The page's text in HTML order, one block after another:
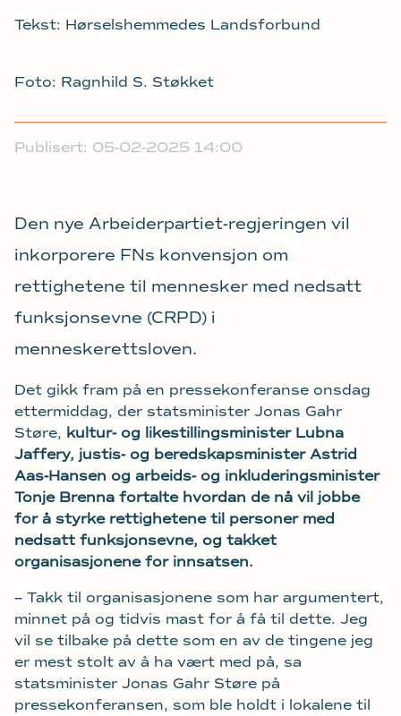
Den nye Arbeiderpartiet-regjeringen vil
inkorporere FNs konvensjon om
rettighetene til mennesker med nedsatt
funksjonsevne (CRPD) i
menneskerettsloven.
Det gikk fram på en pressekonferanse onsdag
ettermiddag, der statsminister Jonas Gahr
Støre, kultur- og likestillingsminister Lubna
Jaffery, justis- og beredskapsminister Astrid
Aas-Hansen og arbeids- og inkluderingsminister
Tonje Brenna fortalte hvordan de nå vil jobbe
for å styrke rettighetene til personer med
nedsatt funksjonsevne, og takket
organisasjonene for innsatsen.
-- Takk til organisasjonene som har argumentert,
minnet på og tidvis mast for å få til dette. Jeg
vil se tilbake på dette som en av de tingene jeg
er mest stolt av å ha vært med på, sa
statsminister Jonas Gahr Støre på
pressekonferansen, som ble holdt i lokalene til
Tekst: Hørselshemmedes Landsforbund
Foto: Ragnhild S. Støkket
Publisert: 05-02-2025 14:00